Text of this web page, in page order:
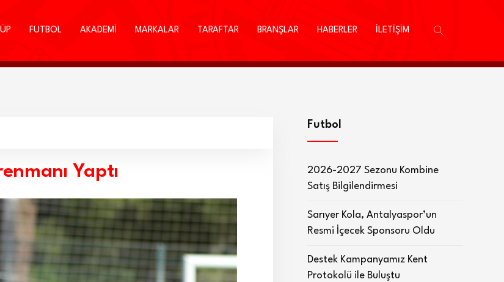
FUTBOL AKADEMİ MARKALAR TARAFTAR BRANŞLAR HABERLER İLETİŞİM
Yaptı
Futbol
2026-2027 Sezonu Kombine
Satış Bilgilendirmesi
Sarıyer Kola, Antalyaspor’un
Resmi İçecek Sponsoru Oldu
Destek Kampanyamız Kent
Protokolü ile Buluştu